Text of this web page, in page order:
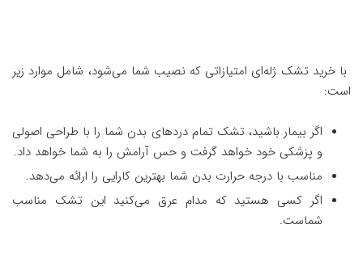
با خرید تشک ژله‌ای امتیازاتی که نصیب شما می‌شود، شامل موارد زیر
است:
اگر بیمار باشید، تشک تمام دردهای بدن شما را با طراحی اصولی
و پزشکی خود خواهد گرفت و حس آرامش را به شما خواهد داد.
مناسب با درجه حرارت بدن شما بهترین کارایی را ارائه می‌دهد.
اگر کسی هستید که مدام عرق می‌کنید این تشک مناسب
شماست.